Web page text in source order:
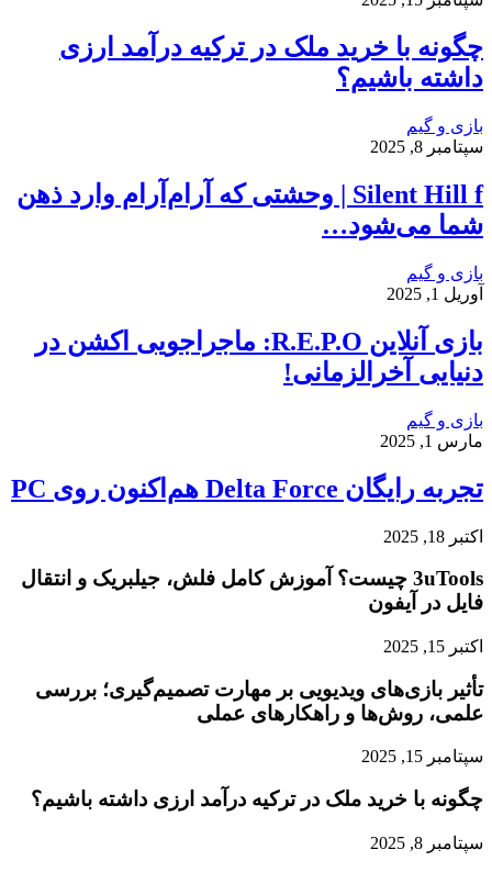
چگونه با خرید ملک در ترکیه درآمد ارزی
داشته باشیم؟
بازی و گیم
سپتامبر 8, 2025
Silent Hill f | وحشتی که آرام‌آرام وارد ذهن
شما می‌شود…
بازی و گیم
آوریل 1, 2025
بازی آنلاین R.E.P.O: ماجراجویی اکشن در
دنیایی آخرالزمانی!
بازی و گیم
مارس 1, 2025
تجربه رایگان Delta Force هم‌اکنون روی PC
اکتبر 18, 2025
3uTools چیست؟ آموزش کامل فلش، جیلبریک و انتقال
فایل در آیفون
اکتبر 15, 2025
تأثیر بازی‌های ویدیویی بر مهارت تصمیم‌گیری؛ بررسی
علمی، روش‌ها و راهکارهای عملی
سپتامبر 15, 2025
چگونه با خرید ملک در ترکیه درآمد ارزی داشته باشیم؟
سپتامبر 8, 2025